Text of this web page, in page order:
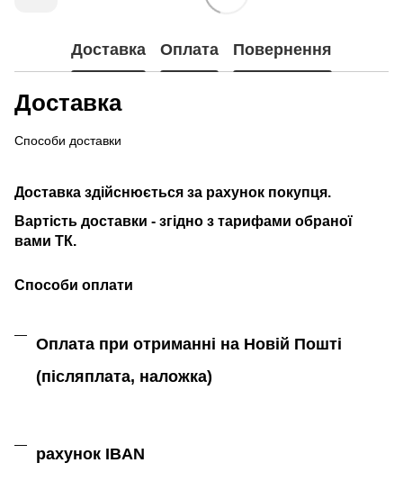
Доставка Оплата Повернення
Доставка
Способи доставки
Доставка здійснюється за рахунок покупця.
Вартість доставки - згідно з тарифами обраної
вами ТК.
Способи оплати
Оплата при отриманні на Новій Пошті
(післяплата, наложка)
рахунок IBAN